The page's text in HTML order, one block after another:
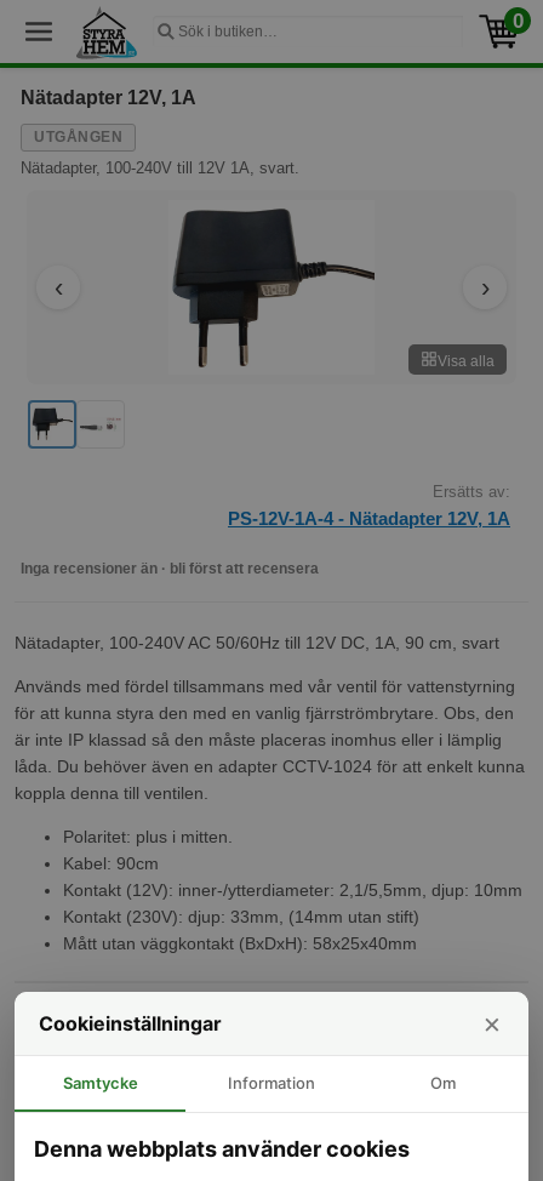
0
Nätadapter 12V, 1A
UTGÅNGEN
Nätadapter, 100-240V till 12V 1A, svart.
Visa alla
Ersätts av:
PS-12V-1A-4 - Nätadapter 12V, 1A
Inga recensioner än · bli först att recensera
Nätadapter, 100-240V AC 50/60Hz till 12V DC, 1A, 90 cm, svart
Används med fördel tillsammans med vår ventil för vattenstyrning
för att kunna styra den med en vanlig fjärrströmbrytare. Obs, den
är inte IP klassad så den måste placeras inomhus eller i lämplig
låda. Du behöver även en adapter CCTV-1024 för att enkelt kunna
koppla denna till ventilen.
Polaritet: plus i mitten.
Kabel: 90cm
Kontakt (12V): inner-/ytterdiameter: 2,1/5,5mm, djup: 10mm
Kontakt (230V): djup: 33mm, (14mm utan stift)
Mått utan väggkontakt (BxDxH): 58x25x40mm
Cookieinställningar ×
Samtycke Information Om
Denna webbplats använder cookies